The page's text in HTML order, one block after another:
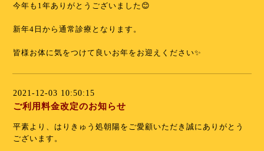
今年も1年ありがとうございました😊
新年4日から通常診療となります。
皆様お体に気をつけて良いお年をお迎えください✨
2021-12-03 10:50:15
ご利用料金改定のお知らせ
平素より、はりきゅう処朝陽をご愛顧いただき誠にありがとう
ございます。